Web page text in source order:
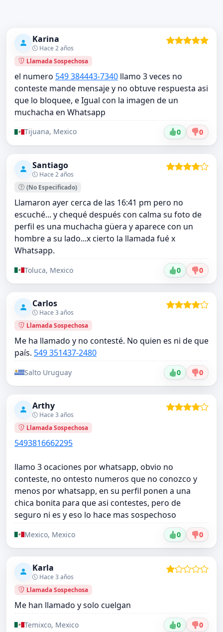
Karina
Hace 2 años
Llamada Sospechosa
el numero 549 384443-7340 llamo 3 veces no
conteste mande mensaje y no obtuve respuesta asi
que lo bloquee, e Igual con la imagen de un
muchacha en Whatsapp
Tijuana, Mexico 0 0
Santiago
Hace 2 años
(No Especificado)
Llamaron ayer cerca de las 16:41 pm pero no
escuché... y chequé después con calma su foto de
perfil es una muchacha güera y aparece con un
hombre a su lado...x cierto la llamada fué x
Whatsapp.
Toluca, Mexico 0 0
Carlos
Hace 3 años
Llamada Sospechosa
Me ha llamado y no contesté. No quien es ni de que
país. 549 351437-2480
Salto Uruguay 0 0
Arthy
Hace 3 años
Llamada Sospechosa
5493816662295
llamo 3 ocaciones por whatsapp, obvio no
conteste, no ontesto numeros que no conozco y
menos por whatsapp, en su perfil ponen a una
chica bonita para que asi contestes, pero de
seguro ni es y eso lo hace mas sospechoso
Mexico, Mexico 0 0
Karla
Hace 3 años
Llamada Sospechosa
Me han llamado y solo cuelgan
Temixco, Mexico 0 0